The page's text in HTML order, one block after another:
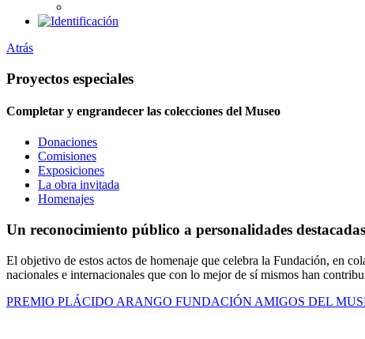
Atrás
Proyectos especiales
Completar y engrandecer las colecciones del Museo
Donaciones
Comisiones
Exposiciones
La obra invitada
Homenajes
Un reconocimiento público a personalidades
El objetivo de estos actos de homenaje que celebra la Fundación, en
nacionales e internacionales que con lo mejor de sí mismos han
PREMIO PLÁCIDO ARANGO FUNDACIÓN AMIGOS DEL